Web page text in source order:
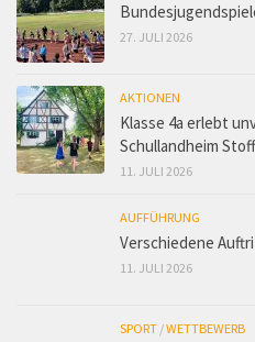
27. JULI 2026
AKTIONEN
Klasse 4a erlebt
Schullandheim
11. JULI 2026
AUFFÜHRUNG
Verschiedene
11. JULI 2026
SPORT /WETTBEWERB